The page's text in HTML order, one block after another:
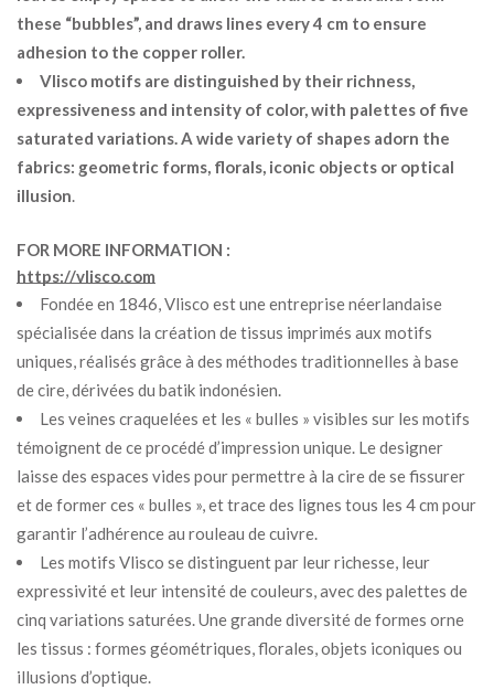
these “bubbles”, and draws lines every 4 cm to ensure
adhesion to the copper roller.
Vlisco motifs are distinguished by their richness,
expressiveness and intensity of color, with palettes of five
saturated variations. A wide variety of shapes adorn the
fabrics: geometric forms, florals, iconic objects or optical
illusion.
FOR MORE INFORMATION :
https://vlisco.com
Fondée en 1846, Vlisco est une entreprise néerlandaise
spécialisée dans la création de tissus imprimés aux motifs
uniques, réalisés grâce à des méthodes traditionnelles à base
de cire, dérivées du batik indonésien.
Les veines craquelées et les « bulles » visibles sur les motifs
témoignent de ce procédé d’impression unique. Le designer
laisse des espaces vides pour permettre à la cire de se fissurer
et de former ces « bulles », et trace des lignes tous les 4 cm pour
garantir l’adhérence au rouleau de cuivre.
Les motifs Vlisco se distinguent par leur richesse, leur
expressivité et leur intensité de couleurs, avec des palettes de
cinq variations saturées. Une grande diversité de formes orne
les tissus : formes géométriques, florales, objets iconiques ou
illusions d’optique.